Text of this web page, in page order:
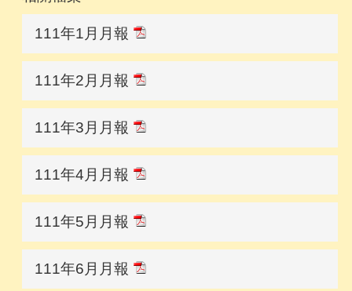
111年1月月報
111年2月月報
111年3月月報
111年4月月報
111年5月月報
111年6月月報